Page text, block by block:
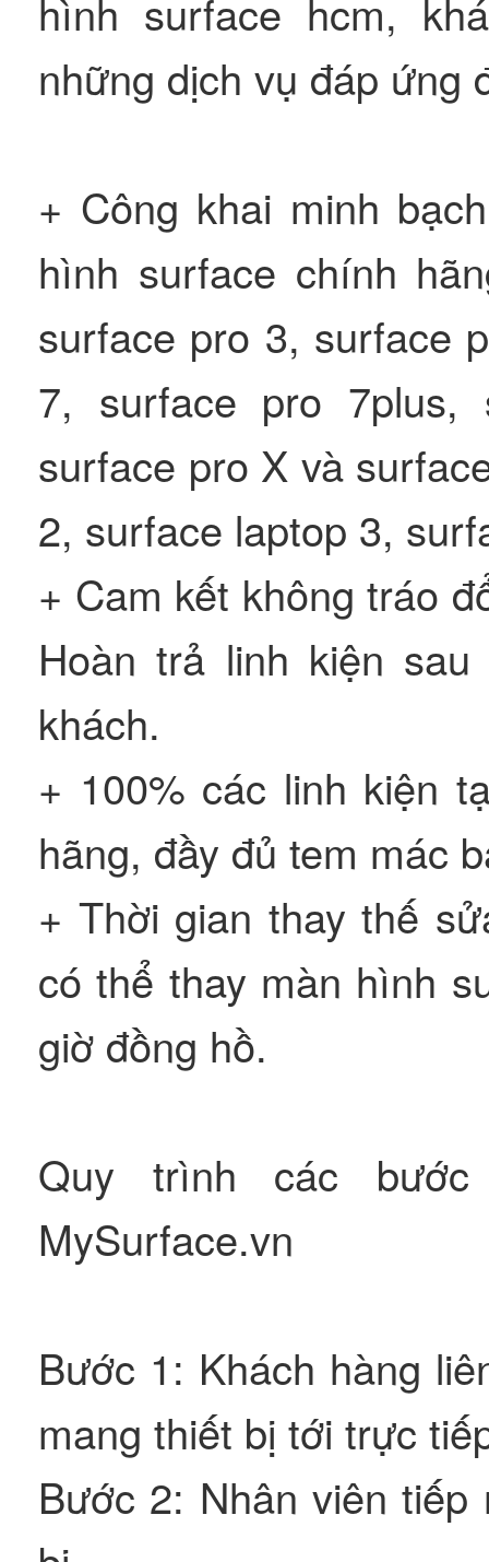
hình surface hcm,
những dịch vụ đáp ứng
+ Công khai minh
hình surface chính
surface pro 3, surface
7, surface pro
surface pro X và
2, surface laptop 3,
+ Cam kết không tráo
Hoàn trả linh kiện
khách.
+ 100% các linh kiện
hãng, đầy đủ tem mác
+ Thời gian thay thế
có thể thay màn hình
giờ đồng hồ.
Quy trình các
MySurface.vn
Bước 1: Khách hàng
mang thiết bị tới trực
Bước 2: Nhân viên